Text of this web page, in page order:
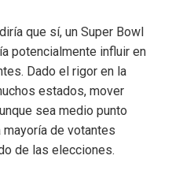
que sí, un Super Bowl
potencialmente influir en
Dado el rigor en la
estados, mover
sea medio punto
de votantes
de las elecciones.